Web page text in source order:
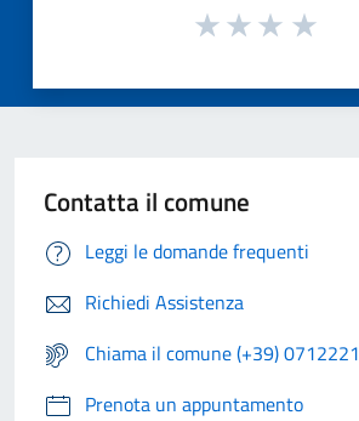
Contatta il comune
Leggi le domande frequenti
Richiedi Assistenza
Chiama il comune (+39) 0712221
Prenota un appuntamento